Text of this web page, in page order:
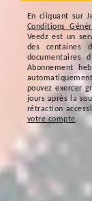
En cliquant sur
Conditions
Veedz est un
des centaines
documentaires
Abonnement
pouvez exercer
jours après la
rétraction
votre compte.